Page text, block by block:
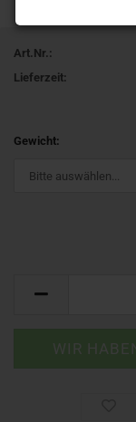
Art.Nr.:
Lieferzeit:
Gewicht: